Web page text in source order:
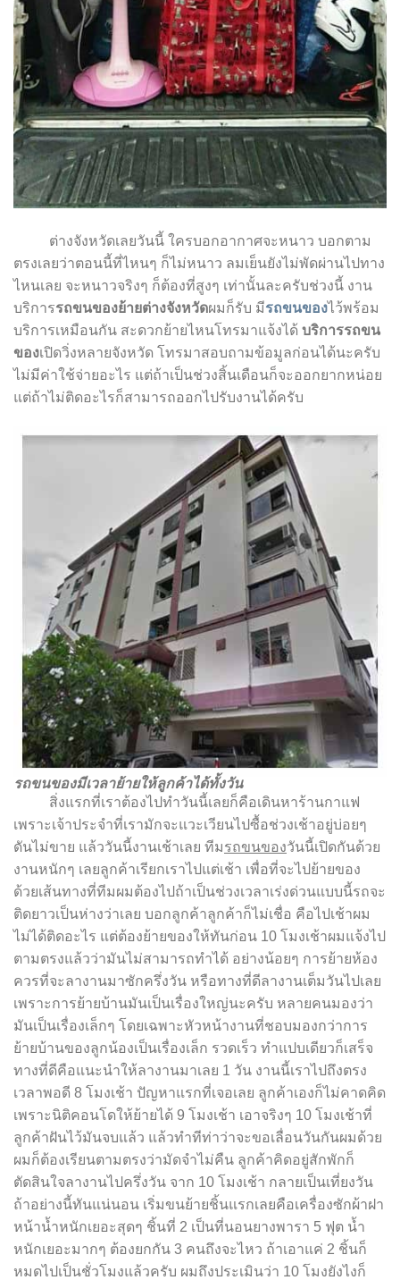
ต่างจังหวัดเลยวันนี้ ใครบอกอากาศจะหนาว บอกตาม
ตรงเลยว่าตอนนี้ที่ไหนๆ ก็ไม่หนาว ลมเย็นยังไม่พัดผ่านไปทาง
ไหนเลย จะหนาวจริงๆ ก็ต้องที่สูงๆ เท่านั้นละครับช่วงนี้ งาน
บริการรถขนของย้ายต่างจังหวัดผมก็รับ มีรถขนของไว้พร้อม
บริการเหมือนกัน สะดวกย้ายไหนโทรมาแจ้งได้ บริการรถขน
ของเปิดวิ่งหลายจังหวัด โทรมาสอบถามข้อมูลก่อนได้นะครับ
ไม่มีค่าใช้จ่ายอะไร แต่ถ้าเป็นช่วงสิ้นเดือนก็จะออกยากหน่อย
แต่ถ้าไม่ติดอะไรก็สามารถออกไปรับงานได้ครับ
รถขนของมีเวลาย้ายให้ลูกค้าได้ทั้งวัน
สิ่งแรกที่เราต้องไปทำวันนี้เลยก็คือเดินหาร้านกาแฟ
เพราะเจ้าประจำที่เรามักจะแวะเวียนไปซื้อช่วงเช้าอยู่บ่อยๆ
ดันไม่ขาย แล้ววันนี้งานเช้าเลย ทีมรถขนของวันนี้เปิดกันด้วย
งานหนักๆ เลยลูกค้าเรียกเราไปแต่เช้า เพื่อที่จะไปย้ายของ
ด้วยเส้นทางที่ทีมผมต้องไปถ้าเป็นช่วงเวลาเร่งด่วนแบบนี้รถจะ
ติดยาวเป็นห่างว่าเลย บอกลูกค้าลูกค้าก็ไม่เชื่อ คือไปเช้าผม
ไม่ได้ติดอะไร แต่ต้องย้ายของให้ทันก่อน 10 โมงเช้าผมแจ้งไป
ตามตรงแล้วว่ามันไม่สามารถทำได้ อย่างน้อยๆ การย้ายห้อง
ควรที่จะลางานมาซักครึ่งวัน หรือทางที่ดีลางานเต็มวันไปเลย
เพราะการย้ายบ้านมันเป็นเรื่องใหญ่นะครับ หลายคนมองว่า
มันเป็นเรื่องเล็กๆ โดยเฉพาะหัวหน้างานที่ชอบมองกว่าการ
ย้ายบ้านของลูกน้องเป็นเรื่องเล็ก รวดเร็ว ทำแปบเดียวก็เสร็จ
ทางที่ดีคือแนะนำให้ลางานมาเลย 1 วัน งานนี้เราไปถึงตรง
เวลาพอดี 8 โมงเช้า ปัญหาแรกที่เจอเลย ลูกค้าเองก็ไม่คาดคิด
เพราะนิติคอนโดให้ย้ายได้ 9 โมงเช้า เอาจริงๆ 10 โมงเช้าที่
ลูกค้าฝันไว้มันจบแล้ว แล้วทำทีท่าว่าจะขอเลื่อนวันกันผมด้วย
ผมก็ต้องเรียนตามตรงว่ามัดจำไม่คืน ลูกค้าคิดอยู่สักพักก็
ตัดสินใจลางานไปครึ่งวัน จาก 10 โมงเช้า กลายเป็นเที่ยงวัน
ถ้าอย่างนี้ทันแน่นอน เริ่มขนย้ายชิ้นแรกเลยคือเครื่องซักผ้าฝา
หน้าน้ำหนักเยอะสุดๆ ชิ้นที่ 2 เป็นที่นอนยางพารา 5 ฟุต น้ำ
หนักเยอะมากๆ ต้องยกกัน 3 คนถึงจะไหว ถ้าเอาแค่ 2 ชิ้นก็
หมดไปเป็นชั่วโมงแล้วครับ ผมถึงประเมินว่า 10 โมงยังไงก็